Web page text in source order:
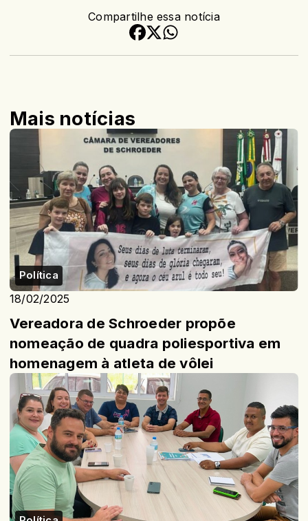
Compartilhe essa notícia
Mais notícias
Política
18/02/2025
Vereadora de Schroeder propõe
nomeação de quadra poliesportiva em
homenagem à atleta de vôlei